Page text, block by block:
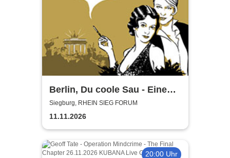
Berlin, Du coole Sau - Eine
Liebeserklärung
Siegburg, RHEIN SIEG FORUM
11.11.2026
20:00 Uhr